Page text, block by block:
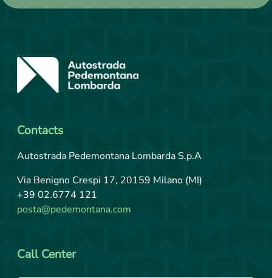
Contacts
Autostrada Pedemontana Lombarda S.p.A
Via Benigno Crespi 17, 20159 Milano (MI)
+39 02.6774 121
posta@pedemontana.com
Call Center